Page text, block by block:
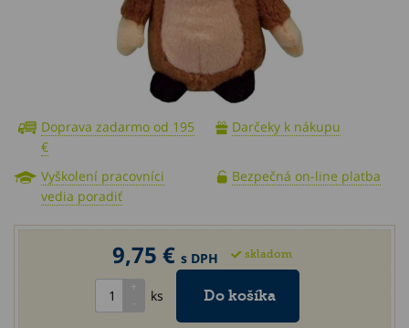
Doprava zadarmo od 195
€
Darčeky k nákupu
Vyškolení pracovníci
vedia poradiť
Bezpečná on-line platba
9,75 € s DPH skladom
ks